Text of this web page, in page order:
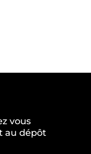
vous
au dépôt